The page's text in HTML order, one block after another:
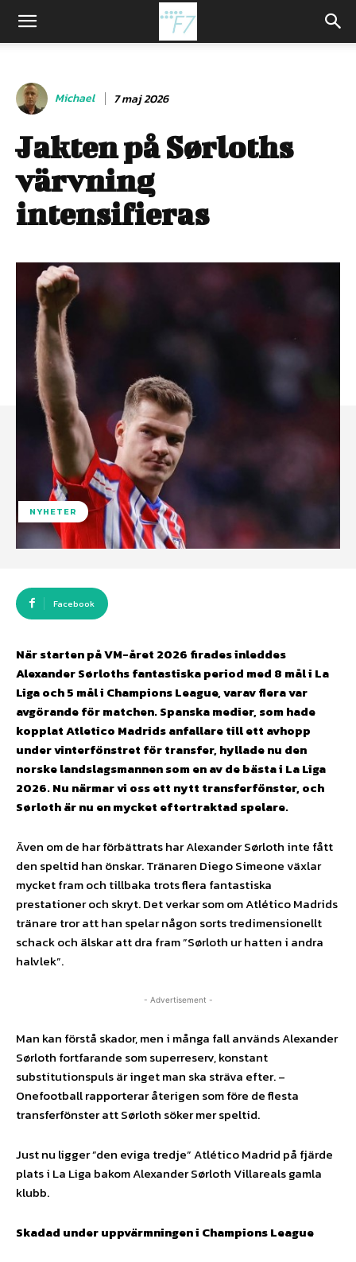
Michael 7 maj 2026
Jakten på Sørloths
värvning
intensifieras
NYHETER
Facebook
När starten på VM-året 2026 firades inleddes
Alexander Sørloths fantastiska period med 8 mål i La
Liga och 5 mål i Champions League, varav flera var
avgörande för matchen. Spanska medier, som hade
kopplat Atletico Madrids anfallare till ett avhopp
under vinterfönstret för transfer, hyllade nu den
norske landslagsmannen som en av de bästa i La Liga
2026. Nu närmar vi oss ett nytt transferfönster, och
Sørloth är nu en mycket eftertraktad spelare.
Även om de har förbättrats har Alexander Sørloth inte fått
den speltid han önskar. Tränaren Diego Simeone växlar
mycket fram och tillbaka trots flera fantastiska
prestationer och skryt. Det verkar som om Atlético Madrids
tränare tror att han spelar någon sorts tredimensionellt
schack och älskar att dra fram ”Sørloth ur hatten i andra
halvlek”.
- Advertisement -
Man kan förstå skador, men i många fall används Alexander
Sørloth fortfarande som superreserv, konstant
substitutionspuls är inget man ska sträva efter. –
Onefootball rapporterar återigen som före de flesta
transferfönster att Sørloth söker mer speltid.
Just nu ligger ”den eviga tredje” Atlético Madrid på fjärde
plats i La Liga bakom Alexander Sørloth Villareals gamla
klubb.
Skadad under uppvärmningen i Champions League